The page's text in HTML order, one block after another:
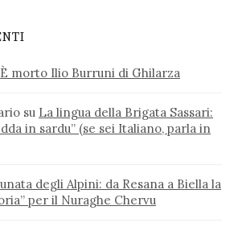
È morto Ilio Burruni di Ghilarza
su La lingua della Brigata Sassari:
in sardu” (se sei Italiano, parla in
degli Alpini: da Resana a Biella la
per il Nuraghe Chervu